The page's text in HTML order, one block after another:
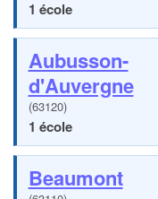
1 école
Aubusson-
d'Auvergne
(63120)
1 école
Beaumont